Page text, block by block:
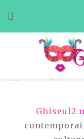
au
contenu